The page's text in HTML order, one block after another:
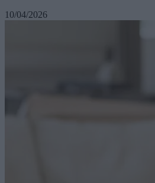
10/04/2026